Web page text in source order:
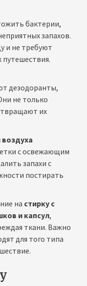
бактерии,
запахов.
и не требуют
путешествия.
дезодоранты,
не только
их
с освежающим
запахи с
постирать
на стирку с
и капсул,
ткани. Важно
для того типа